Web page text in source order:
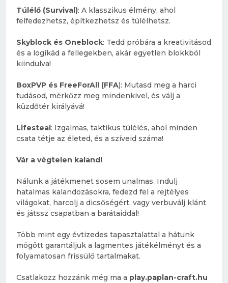
Túlélő (Survival): A klasszikus élmény, ahol
felfedezhetsz, építkezhetsz és túlélhetsz.
Skyblock és Oneblock: Tedd próbára a kreativitásod
és a logikád a fellegekben, akár egyetlen blokkból
kiindulva!
BoxPVP és FreeForAll (FFA): Mutasd meg a harci
tudásod, mérkőzz meg mindenkivel, és válj a
küzdőtér királyává!
Lifesteal: Izgalmas, taktikus túlélés, ahol minden
csata tétje az életed, és a szíveid száma!
Vár a végtelen kaland!
Nálunk a játékmenet sosem unalmas. Indulj
hatalmas kalandozásokra, fedezd fel a rejtélyes
világokat, harcolj a dicsőségért, vagy verbuválj klánt
és játssz csapatban a barátaiddal!
Több mint egy évtizedes tapasztalattal a hátunk
mögött garantáljuk a lagmentes játékélményt és a
folyamatosan frissülő tartalmakat.
Csatlakozz hozzánk még ma a play.paplan-craft.hu